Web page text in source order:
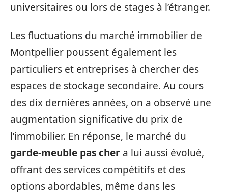
universitaires ou lors de stages à l’étranger.
Les fluctuations du marché immobilier de
Montpellier poussent également les
particuliers et entreprises à chercher des
espaces de stockage secondaire. Au cours
des dix dernières années, on a observé une
augmentation significative du prix de
l’immobilier. En réponse, le marché du
garde-meuble pas cher a lui aussi évolué,
offrant des services compétitifs et des
options abordables, même dans les